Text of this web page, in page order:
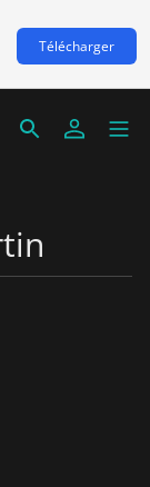
Télécharger